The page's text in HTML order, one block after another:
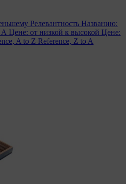
Релевантность Названию:
А Цене: от низкой к высокой Цене:
A to Z Reference, Z to A